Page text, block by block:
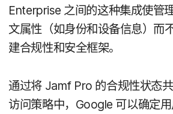
Enterprise 之间​的​这​种​集成​使​管
文属性​（如身份​和​设备​信息）​而​
建合​规性​和​安全​框架。
通过​将Jamf Pro 的​合规性​状态​
访问​策略​中， Google 可以​确定​